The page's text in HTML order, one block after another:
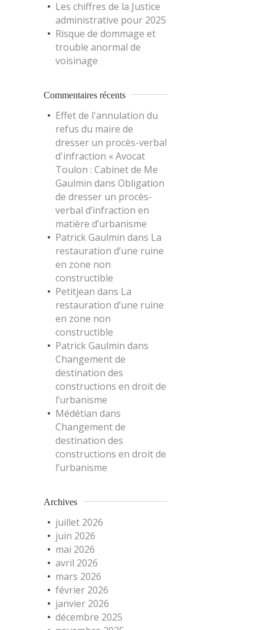
Les chiffres de la Justice
administrative pour 2025
Risque de dommage et
trouble anormal de
voisinage
Commentaires récents
Effet de l'annulation du
refus du maire de
dresser un procès-verbal
d'infraction « Avocat
Toulon : Cabinet de Me
Gaulmin dans Obligation
de dresser un procès-
verbal d’infraction en
matière d’urbanisme
Patrick Gaulmin dans La
restauration d’une ruine
en zone non
constructible
Petitjean dans La
restauration d’une ruine
en zone non
constructible
Patrick Gaulmin dans
Changement de
destination des
constructions en droit de
l’urbanisme
Médétian dans
Changement de
destination des
constructions en droit de
l’urbanisme
Archives
juillet 2026
juin 2026
mai 2026
avril 2026
mars 2026
février 2026
janvier 2026
décembre 2025